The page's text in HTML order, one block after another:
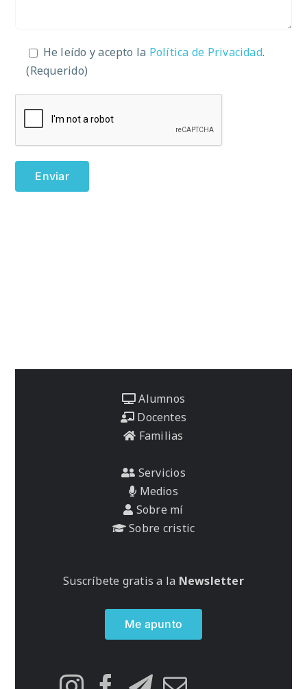
He leído y acepto la Política de Privacidad.
(Requerido)
Alumnos
Docentes
Familias
Servicios
Medios
Sobre mí
Sobre cristic
Suscríbete gratis a la Newsletter
Me apunto